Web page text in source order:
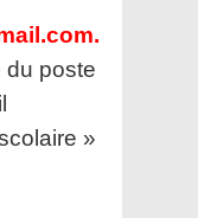
du poste
»